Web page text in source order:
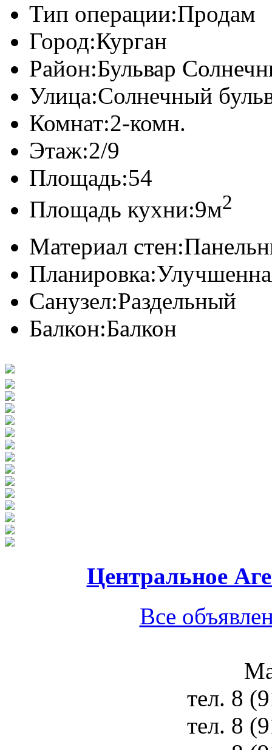
Тип операции:Продам
Город:Курган
Район:Бульвар
Улица:Солнечный
Комнат:2-комн.
Этаж:2/9
Площадь:54
Площадь кухни:9м2
Материал стен:
Планировка:
Санузел:Раздельный
Балкон:Балкон
Центральное
Все
тел. 8
тел. 8